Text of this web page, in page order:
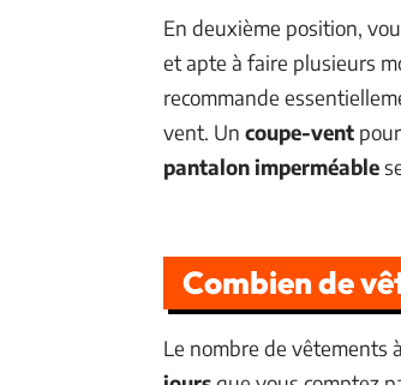
En deuxième position,
et apte à faire plusieurs
recommande
vent. Un coupe-vent
pantalon imperméable
Combien de
Le nombre de vêtements